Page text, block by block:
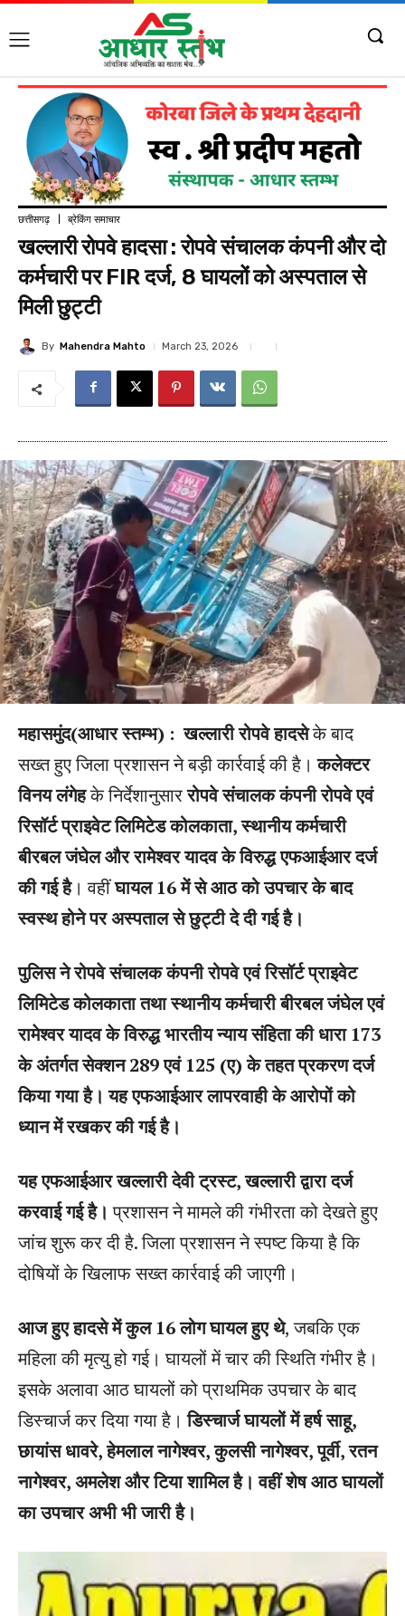
छत्तीसगढ़ ब्रेकिंग समाचार
खल्लारी रोपवे हादसा : रोपवे संचालक कंपनी और दो
कर्मचारी पर FIR दर्ज, 8 घायलों को अस्पताल से
मिली छुट्टी
By Mahendra Mahto March 23, 2026
महासमुंद(आधार स्तम्भ) : खल्लारी रोपवे हादसेके बाद
सख्त हुए जिला प्रशासन ने बड़ी कार्रवाई की है। कलेक्टर
विनय लंगेहके निर्देशानुसाररोपवे संचालक कंपनी रोपवे एवं
रिसॉर्ट प्राइवेट लिमिटेड कोलकाता, स्थानीय कर्मचारी
बीरबल जंघेल और रामेश्वर यादव के विरुद्ध एफआईआर दर्ज
की गई है। वहींघायल 16 में से आठ को उपचार के बाद
स्वस्थ होने पर अस्पताल से छुट्टी दे दी गई है।
पुलिस ने रोपवे संचालक कंपनी रोपवे एवं रिसॉर्ट प्राइवेट
लिमिटेड कोलकाता तथा स्थानीय कर्मचारी बीरबल जंघेल एवं
रामेश्वर यादव के विरुद्ध भारतीय न्याय संहिता की धारा 173
के अंतर्गत सेक्शन 289 एवं 125 (ए) के तहत प्रकरण दर्ज
किया गया है। यह एफआईआर लापरवाही के आरोपों को
ध्यान में रखकर की गई है।
यह एफआईआर खल्लारी देवी ट्रस्ट, खल्लारी द्वारा दर्ज
करवाई गई है। प्रशासन ने मामले की गंभीरता को देखते हुए
जांच शुरू कर दी है. जिला प्रशासन ने स्पष्ट किया है कि
दोषियों के खिलाफ सख्त कार्रवाई की जाएगी।
आज हुए हादसे में कुल 16 लोग घायल हुए थे, जबकि एक
महिला की मृत्यु हो गई। घायलों में चार की स्थिति गंभीर है।
इसके अलावा आठ घायलों को प्राथमिक उपचार के बाद
डिस्चार्ज कर दिया गया है। डिस्चार्ज घायलों में हर्ष साहू,
छायांस धावरे, हेमलाल नागेश्वर, कुलसी नागेश्वर, पूर्वी, रतन
नागेश्वर, अमलेश और टिया शामिल है। वहीं शेष आठ घायलों
का उपचार अभी भी जारी है।